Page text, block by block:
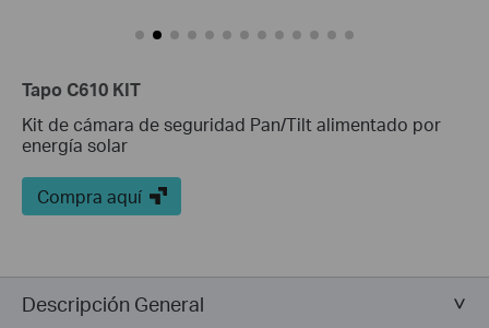
Tapo C610 KIT
Kit de cámara de seguridad Pan/Tilt alimentado por
energía solar
Compra aquí
Descripción General